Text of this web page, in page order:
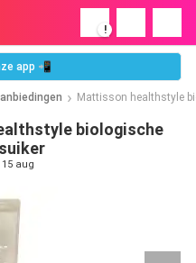
!
app 📲
Mattisson healthstyle
biologische
aug